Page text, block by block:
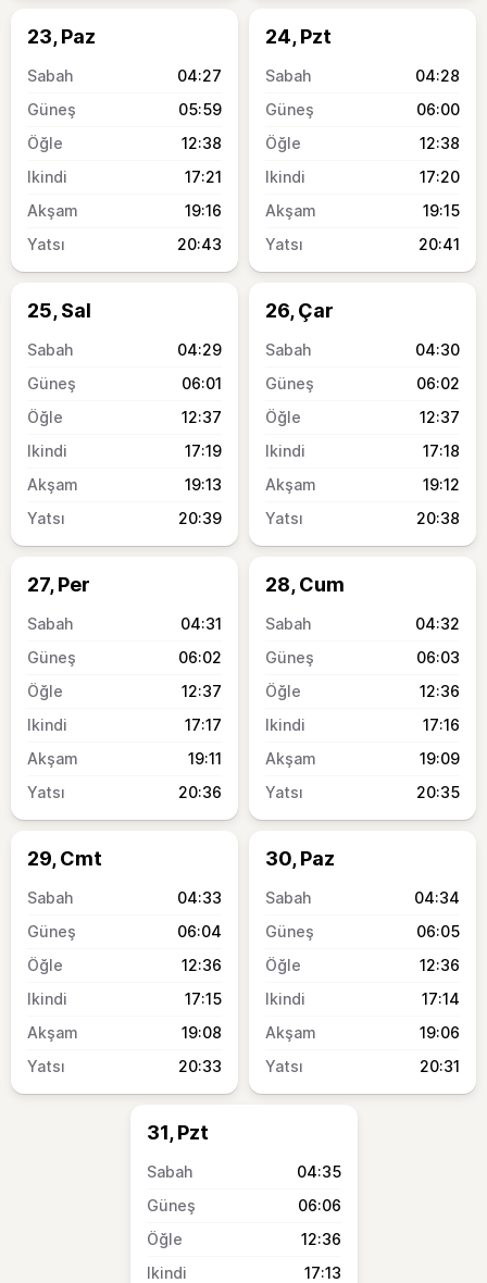
23, Paz
04:27
05:59
12:38
17:21
19:16
20:43
24, Pzt
04:28
06:00
12:38
17:20
19:15
20:41
25, Sal
04:29
06:01
12:37
17:19
19:13
20:39
26, Çar
04:30
06:02
12:37
17:18
19:12
20:38
27, Per
04:31
06:02
12:37
17:17
19:11
20:36
28, Cum
04:32
06:03
12:36
17:16
19:09
20:35
29, Cmt
04:33
06:04
12:36
17:15
19:08
20:33
30, Paz
04:34
06:05
12:36
17:14
19:06
20:31
31, Pzt
04:35
06:06
12:36
17:13